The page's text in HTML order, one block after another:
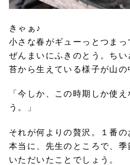
きゃぁ♪
小さな春がギューっとつまっ
ぜんまいにふきのとう。ちい
苔から生えている様子が山の
「今しか、この時期しか使
う。」
それが何よりの贅沢。１番の
本当に、先生のところで、
いただいたことでしょう。